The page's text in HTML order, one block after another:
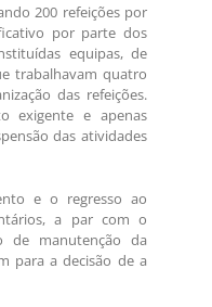
200 refeições por
por parte dos
equipas, de
trabalhavam quatro
das refeições.
exigente e apenas
das atividades
e o regresso ao
a par com o
de manutenção da
para a decisão de a